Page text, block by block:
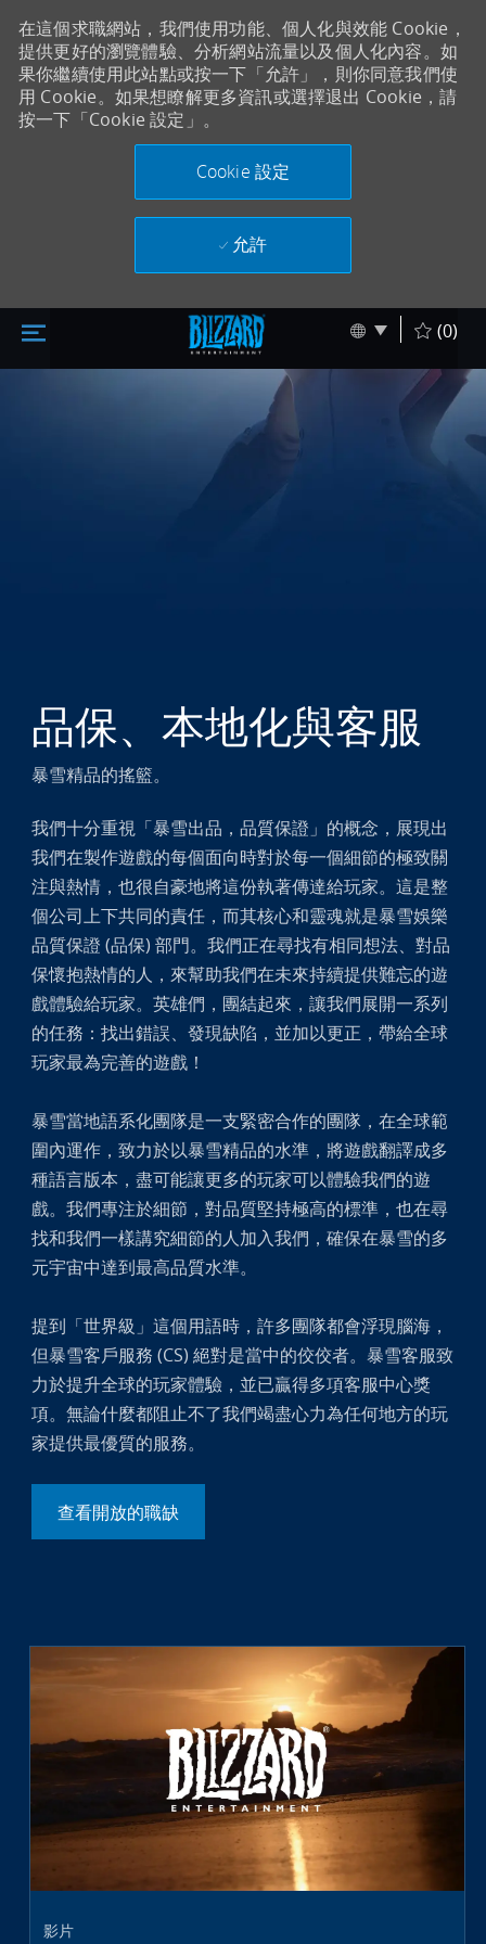
Skip to main content
跳至主要內容 Language
Chinese(0)
在這個求職網站，我們使用功能、個人化與效能 Cookie，
提供更好的瀏覽體驗、分析網站流量以及個人化內容。如
果你繼續使用此站點或按一下「允許」，則你同意我們使
用 Cookie。如果想瞭解更多資訊或選擇退出 Cookie，請
按一下「Cookie 設定」。
Cookie 設定
允許
品保、本地化與客服
暴雪精品的搖籃。
我們十分重視「暴雪出品，品質保證」的概念，展現出
我們在製作遊戲的每個面向時對於每一個細節的極致關
注與熱情，也很自豪地將這份執著傳達給玩家。這是整
個公司上下共同的責任，而其核心和靈魂就是暴雪娛樂
品質保證 (品保) 部門。我們正在尋找有相同想法、對品
保懷抱熱情的人，來幫助我們在未來持續提供難忘的遊
戲體驗給玩家。英雄們，團結起來，讓我們展開一系列
的任務：找出錯誤、發現缺陷，並加以更正，帶給全球
玩家最為完善的遊戲！
暴雪當地語系化團隊是一支緊密合作的團隊，在全球範
圍內運作，致力於以暴雪精品的水準，將遊戲翻譯成多
種語言版本，盡可能讓更多的玩家可以體驗我們的遊
戲。我們專注於細節，對品質堅持極高的標準，也在尋
找和我們一樣講究細節的人加入我們，確保在暴雪的多
元宇宙中達到最高品質水準。
提到「世界級」這個用語時，許多團隊都會浮現腦海，
但暴雪客戶服務 (CS) 絕對是當中的佼佼者。暴雪客服致
力於提升全球的玩家體驗，並已贏得多項客服中心獎
項。無論什麼都阻止不了我們竭盡心力為任何地方的玩
家提供最優質的服務。
查看開放的職缺
影片